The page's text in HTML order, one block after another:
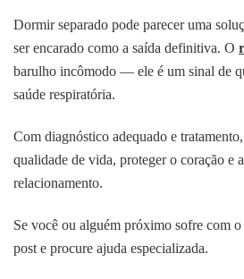
Dormir separado pode parecer uma
ser encarado como a saída definitiva. O
barulho incômodo — ele é um sinal de
saúde respiratória.
Com diagnóstico adequado e
qualidade de vida, proteger o coração e
relacionamento.
Se você ou alguém próximo sofre com o
post e procure ajuda especializada.